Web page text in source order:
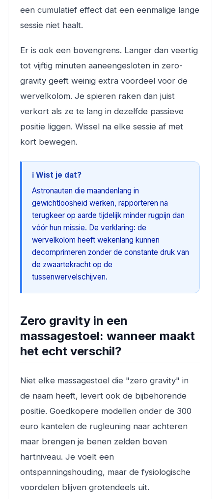
een cumulatief effect dat een eenmalige lange
sessie niet haalt.
Er is ook een bovengrens. Langer dan veertig
tot vijftig minuten aaneengesloten in zero-
gravity geeft weinig extra voordeel voor de
wervelkolom. Je spieren raken dan juist
verkort als ze te lang in dezelfde passieve
positie liggen. Wissel na elke sessie af met
kort bewegen.
ℹ️ Wist je dat?
Astronauten die maandenlang in
gewichtloosheid werken, rapporteren na
terugkeer op aarde tijdelijk minder rugpijn dan
vóór hun missie. De verklaring: de
wervelkolom heeft wekenlang kunnen
decomprimeren zonder de constante druk van
de zwaartekracht op de
tussenwervelschijven.
Zero gravity in een
massagestoel: wanneer maakt
het echt verschil?
Niet elke massagestoel die "zero gravity" in
de naam heeft, levert ook de bijbehorende
positie. Goedkopere modellen onder de 300
euro kantelen de rugleuning naar achteren
maar brengen je benen zelden boven
hartniveau. Je voelt een
ontspanningshouding, maar de fysiologische
voordelen blijven grotendeels uit.